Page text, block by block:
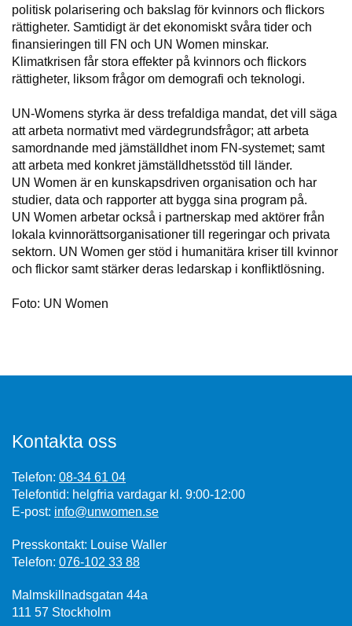
politisk polarisering och bakslag för kvinnors och flickors
rättigheter. Samtidigt är det ekonomiskt svåra tider och
finansieringen till FN och UN Women minskar.
Klimatkrisen får stora effekter på kvinnors och flickors
rättigheter, liksom frågor om demografi och teknologi.
UN-Womens styrka är dess trefaldiga mandat, det vill säga
att arbeta normativt med värdegrundsfrågor; att arbeta
samordnande med jämställdhet inom FN-systemet; samt
att arbeta med konkret jämställdhetsstöd till länder.
UN Women är en kunskapsdriven organisation och har
studier, data och rapporter att bygga sina program på.
UN Women arbetar också i partnerskap med aktörer från
lokala kvinnorättsorganisationer till regeringar och privata
sektorn. UN Women ger stöd i humanitära kriser till kvinnor
och flickor samt stärker deras ledarskap i konfliktlösning.
Foto: UN Women
Kontakta oss
Telefon: 08-34 61 04
Telefontid: helgfria vardagar kl. 9:00-12:00
E-post: info@unwomen.se
Presskontakt: Louise Waller
Telefon: 076-102 33 88
Malmskillnadsgatan 44a
111 57 Stockholm